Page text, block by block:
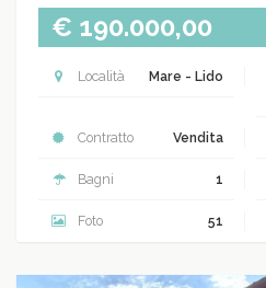
€ 190.000,00
Località Mare - Lido
Contratto Vendita
Bagni 1
Foto 51